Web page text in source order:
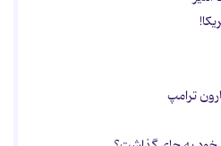
ترامپ